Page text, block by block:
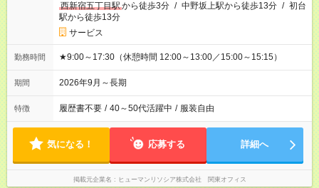
西新宿五丁目駅から徒歩3分 / 中野坂上駅から徒歩13分 / 初台
駅から徒歩13分
サービス
勤務時間 ★9:00～17:30（休憩時間 12:00～13:00／15:00～15:15）
期間 2026年9月～長期
特徴 履歴書不要 / 40～50代活躍中 / 服装自由
気になる！ 応募する 詳細へ
掲載元企業名 ヒューマンリソシア株式会社 関東オフィス